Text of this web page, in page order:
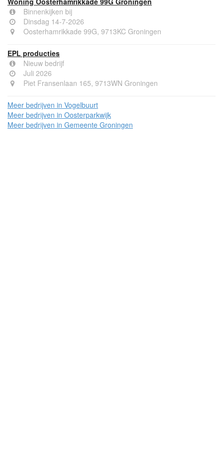
Binnenkijken bij
Dinsdag 14-7-2026
Oosterhamrikkade 99G, 9713KC Groningen
EPL producties
Nieuw bedrijf
Juli 2026
Piet Fransenlaan 165, 9713WN Groningen
Meer bedrijven in Vogelbuurt
Meer bedrijven in Oosterparkwijk
Meer bedrijven in Gemeente Groningen